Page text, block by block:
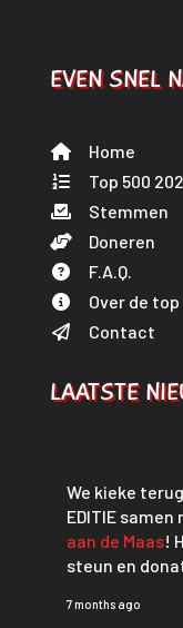
EVEN SNEL
Home
Top 500
Stemmen
Doneren
F.A.Q.
Over de top
Contact
LAATSTE
We kieke
EDITIE samen
aan de Maas!
steun en
7 months ago